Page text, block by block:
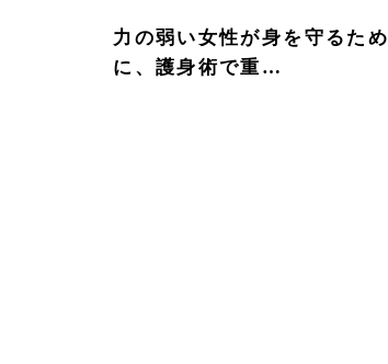
力の弱い女性が身を守るため
に、護身術で重…